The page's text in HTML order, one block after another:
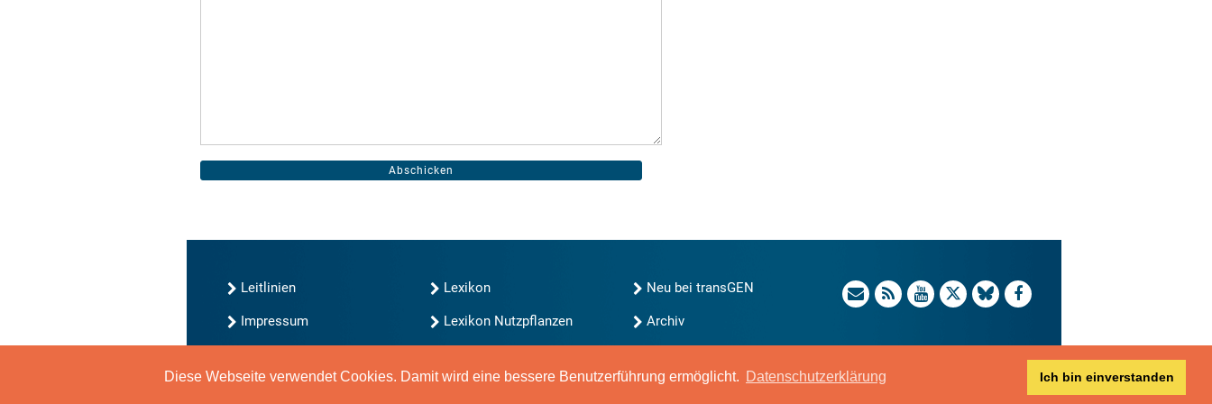
Diese Webseite verwendet Cookies. Damit wird eine bessere Benutzerführung ermöglicht. Datenschutzerklärung Ich bin einverstanden
Leitlinien
Impressum
Lexikon
Lexikon Nutzpflanzen
Neu bei transGEN
Archiv
Gene